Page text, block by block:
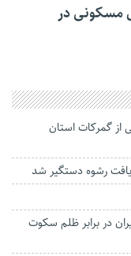
مسکونی در
از گمرکات استان
رشوه دستگیر شد
در برابر ظلم سکوت